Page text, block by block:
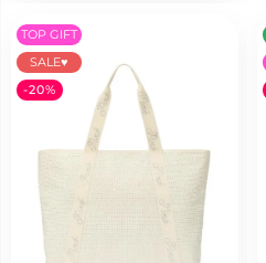
TOP GIFT
SALE♥
-20%